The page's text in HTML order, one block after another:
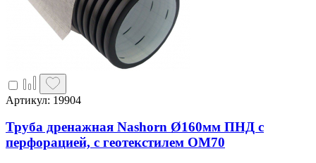
Артикул: 19904
Труба дренажная Nashorn Ø160мм ПНД с
перфорацией, с геотекстилем OM70